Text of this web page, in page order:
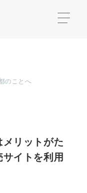
のことへ
リットがた
イトを利用